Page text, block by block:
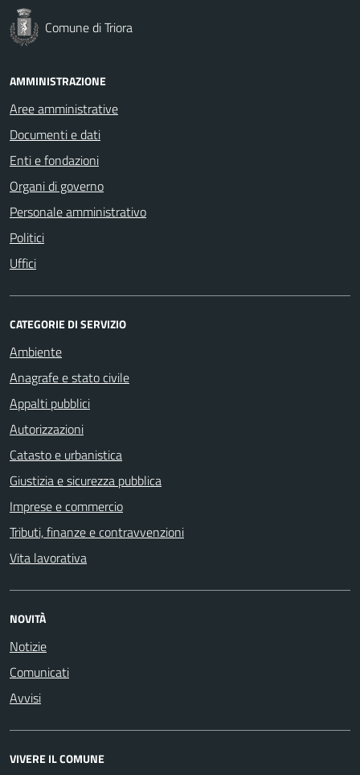
Comune di Triora
AMMINISTRAZIONE
Aree amministrative
Documenti e dati
Enti e fondazioni
Organi di governo
Personale amministrativo
Politici
Uffici
CATEGORIE DI SERVIZIO
Ambiente
Anagrafe e stato civile
Appalti pubblici
Autorizzazioni
Catasto e urbanistica
Giustizia e sicurezza pubblica
Imprese e commercio
Tributi, finanze e contravvenzioni
Vita lavorativa
NOVITÀ
Notizie
Comunicati
Avvisi
VIVERE IL COMUNE